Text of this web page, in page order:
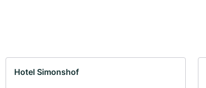
Hotel Simonshof